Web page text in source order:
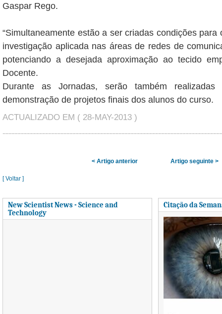
Gaspar Rego.
“Simultaneamente estão a ser criadas condições para
investigação aplicada nas áreas de redes de
potenciando a desejada aproximação ao tecido
Docente.
Durante as Jornadas, serão também
demonstração de projetos finais dos alunos do curso.
ACTUALIZADO EM ( 28-MAY-2013 )
< Artigo anterior Artigo seguinte >
[ Voltar ]
New Scientist News - Science and
Technology
Citação da